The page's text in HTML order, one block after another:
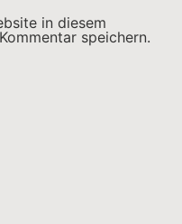
in diesem
speichern.